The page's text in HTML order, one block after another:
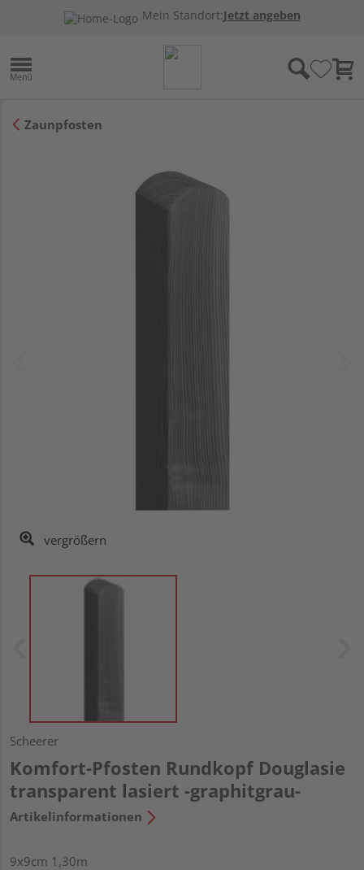
Mein Standort:Jetzt angeben
Zaunpfosten
vergrößern
Scheerer
Komfort-Pfosten Rundkopf Douglasie
transparent lasiert -graphitgrau-
Artikelinformationen
9x9cm 1,30m